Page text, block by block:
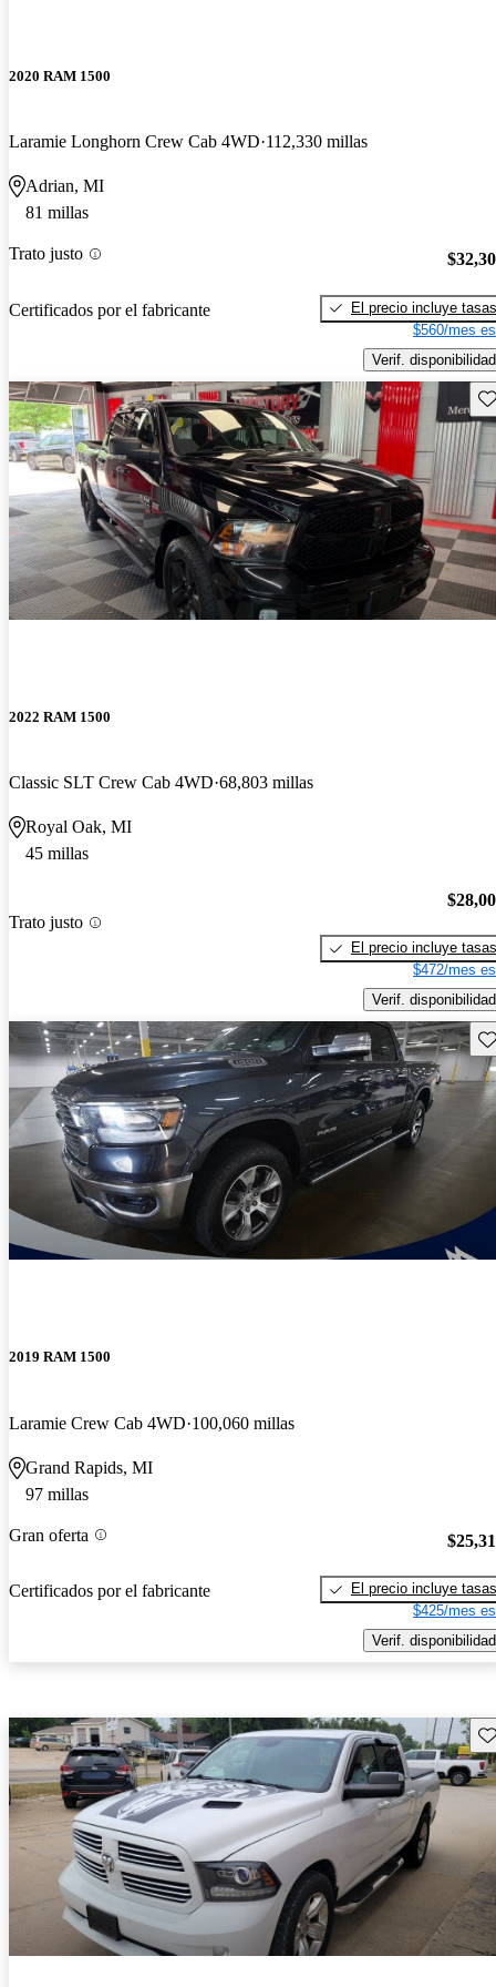
2020 RAM 1500
Laramie Longhorn Crew Cab 4WD 112,330 millas
Adrian, MI
81 millas
Trato justo
Certificados por el fabricante
El precio incluye tasas
$560/mes
Verif. disponibilidad
2022 RAM 1500
Classic SLT Crew Cab 4WD 68,803 millas
Royal Oak, MI
45 millas
Trato justo
El precio incluye tasas
$472/mes
Verif. disponibilidad
2019 RAM 1500
Laramie Crew Cab 4WD 100,060 millas
Grand Rapids, MI
97 millas
Gran oferta
Certificados por el fabricante
El precio incluye tasas
$425/mes
Verif. disponibilidad